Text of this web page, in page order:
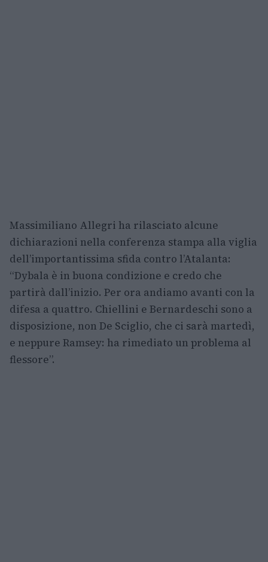
Massimiliano Allegri ha rilasciato alcune
dichiarazioni nella conferenza stampa alla viglia
dell’importantissima sfida contro l’Atalanta:
“Dybala è in buona condizione e credo che
partirà dall’inizio. Per ora andiamo avanti con la
difesa a quattro. Chiellini e Bernardeschi sono a
disposizione, non De Sciglio, che ci sarà martedì,
e neppure Ramsey: ha rimediato un problema al
flessore”.